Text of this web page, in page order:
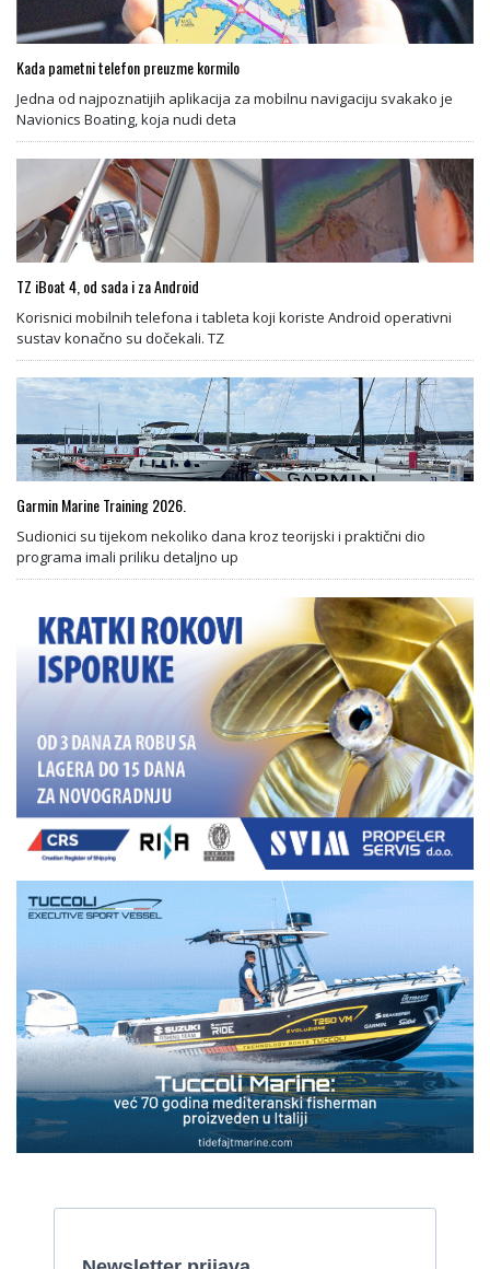
Kada pametni telefon preuzme kormilo
Jedna od najpoznatijih aplikacija za mobilnu navigaciju svakako je
Navionics Boating, koja nudi deta
TZ iBoat 4, od sada i za Android
Korisnici mobilnih telefona i tableta koji koriste Android operativni
sustav konačno su dočekali. TZ
Garmin Marine Training 2026.
Sudionici su tijekom nekoliko dana kroz teorijski i praktični dio
programa imali priliku detaljno up